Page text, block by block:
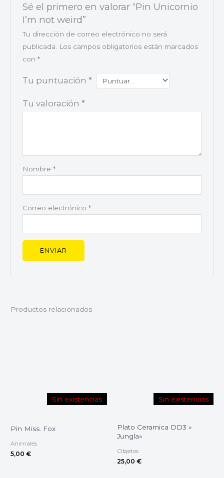
Sé el primero en valorar “Pin Unicornio
I’m not weird”
Tu dirección de correo electrónico no será
publicada.
Los campos obligatorios están marcados
con *
Tu puntuación *
Tu valoración *
Nombre *
Correo electrónico *
Productos relacionados
Sin existencias
Pin Miss. Fox
Animales
5,00 €
Sin existencias
Plato Ceramica DD3 »
Jungla»
Objetos
25,00 €